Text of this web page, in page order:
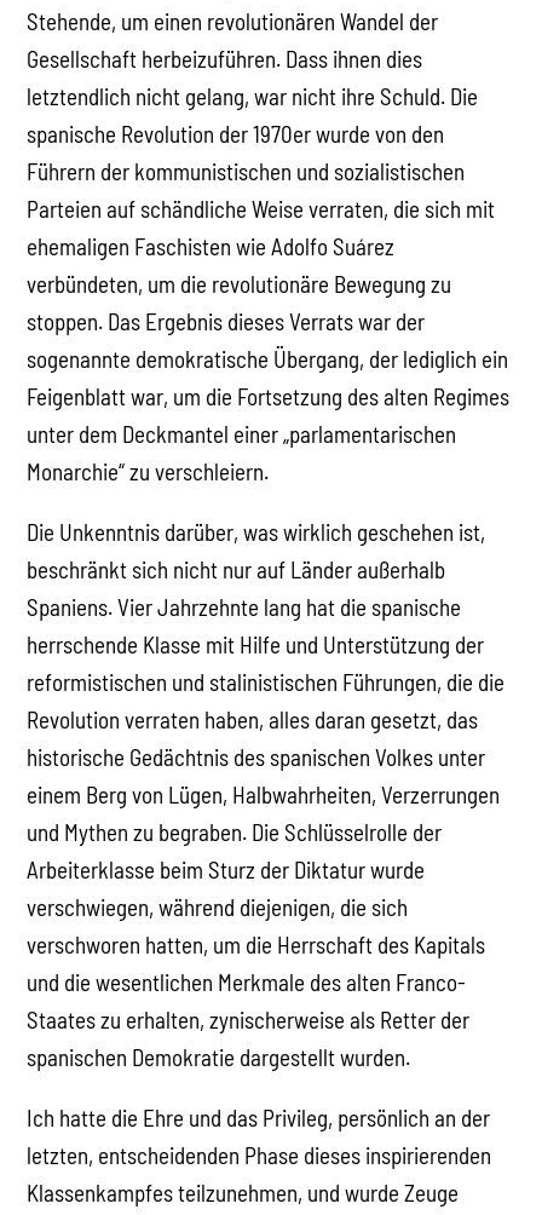
Stehende, um einen revolutionären Wandel der
Gesellschaft herbeizuführen. Dass ihnen dies
letztendlich nicht gelang, war nicht ihre Schuld. Die
spanische Revolution der 1970er wurde von den
Führern der kommunistischen und sozialistischen
Parteien auf schändliche Weise verraten, die sich mit
ehemaligen Faschisten wie Adolfo Suárez
verbündeten, um die revolutionäre Bewegung zu
stoppen. Das Ergebnis dieses Verrats war der
sogenannte demokratische Übergang, der lediglich ein
Feigenblatt war, um die Fortsetzung des alten Regimes
unter dem Deckmantel einer „parlamentarischen
Monarchie“ zu verschleiern.
Die Unkenntnis darüber, was wirklich geschehen ist,
beschränkt sich nicht nur auf Länder außerhalb
Spaniens. Vier Jahrzehnte lang hat die spanische
herrschende Klasse mit Hilfe und Unterstützung der
reformistischen und stalinistischen Führungen, die die
Revolution verraten haben, alles daran gesetzt, das
historische Gedächtnis des spanischen Volkes unter
einem Berg von Lügen, Halbwahrheiten, Verzerrungen
und Mythen zu begraben. Die Schlüsselrolle der
Arbeiterklasse beim Sturz der Diktatur wurde
verschwiegen, während diejenigen, die sich
verschworen hatten, um die Herrschaft des Kapitals
und die wesentlichen Merkmale des alten Franco-
Staates zu erhalten, zynischerweise als Retter der
spanischen Demokratie dargestellt wurden.
Ich hatte die Ehre und das Privileg, persönlich an der
letzten, entscheidenden Phase dieses inspirierenden
Klassenkampfes teilzunehmen, und wurde Zeuge